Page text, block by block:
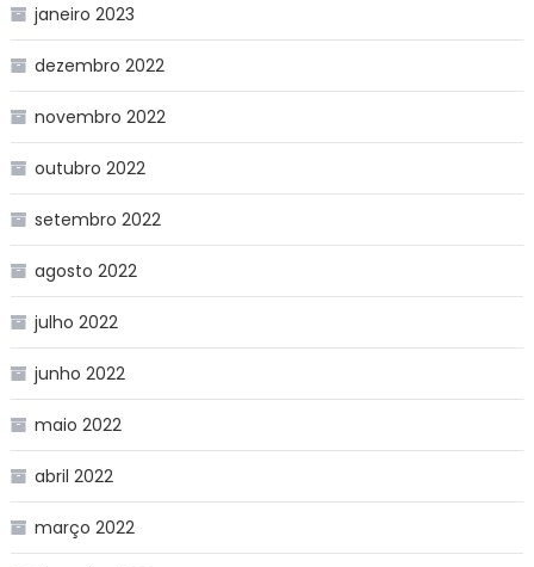
janeiro 2023
dezembro 2022
novembro 2022
outubro 2022
setembro 2022
agosto 2022
julho 2022
junho 2022
maio 2022
abril 2022
março 2022